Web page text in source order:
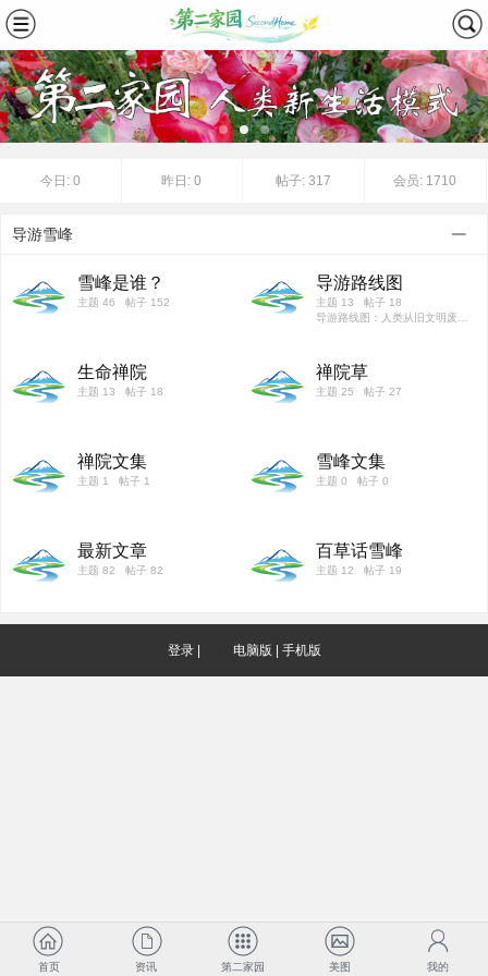
今日: 0 昨日:0 帖子:317 会员: 1710
导游雪峰
雪峰是谁？
主题 46 帖子 152
导游路线图
主题 13 帖子 18
导游路线图：人类从旧文明废墟通往千年界、万年界、极乐界的唯一光之路径。”
生命禅院
主题 13 帖子 18
禅院草
主题 25 帖子 27
禅院文集
主题 1 帖子 1
雪峰文集
主题 0 帖子 0
最新文章
主题 82 帖子 82
百草话雪峰
主题 12 帖子 19
登录| 电脑版 手机版
首页 资讯 第二家园 美图 我的